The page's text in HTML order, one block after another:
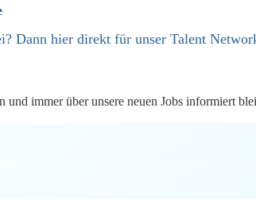
Dann hier direkt für unser Talent
und immer über unsere neuen Jobs informiert